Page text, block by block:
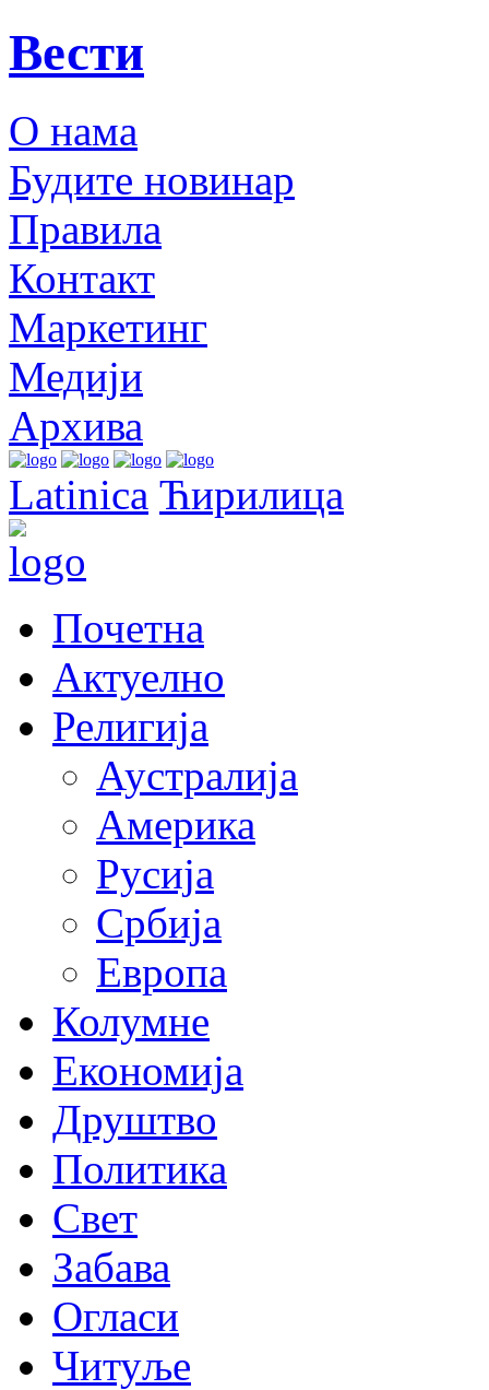
Вести
О нама
Будите новинар
Правила
Контакт
Маркетинг
Медији
Архива
Latinica Ћирилица
Почетна
Актуелно
Религија
Аустралија
Америка
Русија
Србија
Европа
Колумне
Економија
Друштво
Политика
Свет
Забава
Огласи
Читуље